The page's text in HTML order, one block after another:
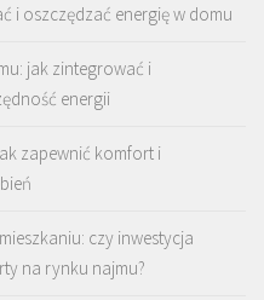
i oszczędzać energię w domu
jak zintegrować i
energii
zapewnić komfort i
czy inwestycja
na rynku najmu?